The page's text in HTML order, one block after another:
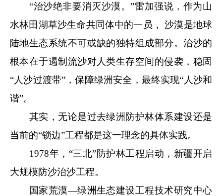
“治沙绝非要消灭沙漠。”雷加强说，作为山
水林田湖草沙生命共同体中的一员， 沙漠是地球
陆地生态系统不可或缺的独特组成部分。治沙的
根本在于遏制流沙对人类生存空间的侵袭，稳固
“人沙过渡带”，保障绿洲安全，最终实现“人沙和
谐”。
其实，无论是过去绿洲防护林体系建设还是
当前的“锁边”工程都是这一理念的具体实践。
1978年，“三北”防护林工程启动，新疆开启
大规模防沙治沙工程。
国家荒漠—绿洲生态建设工程技术研究中心